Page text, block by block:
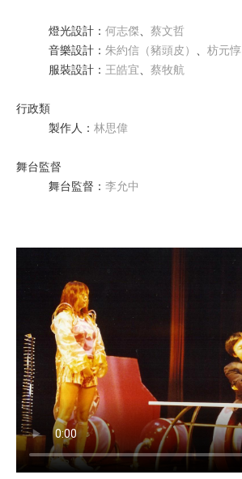
燈光設計 ： 何志傑、 蔡文哲
音樂設計 ： 朱約信（豬頭皮） 、 枋元惇
服裝設計 ： 王皓宜、 蔡牧航
行政類
製作人 ： 林思偉
舞台監督
舞台監督 ： 李允中